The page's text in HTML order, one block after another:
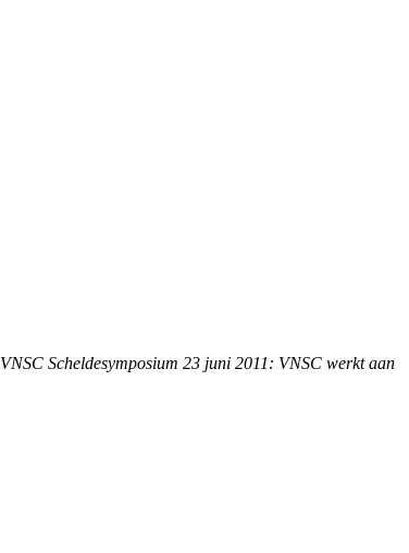
VNSC Scheldesymposium 23 juni 2011: VNSC werkt aan